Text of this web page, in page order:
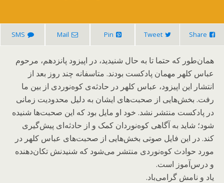
Share
Tweet
Pin
Mail
SMS
همان‌طور که حتما تا به حال شنیدید، در اپیزود پانزدهم، مرحوم
عباس کلهر مهمان پادکست بودند. متاسفانه چند روز بعد از
انتشار این اپیزود، عباس کلهر در حادثه‌ی کوه‌نوردی از بین ما
رفت. بخش‌هایی از صحبت‌های ایشان به دلیل محدودیت زمانی
در پادکست منتشر نشد. خود او مایل بود که این صحبت‌ها شنیده
شود؛ شاید به آگاهی کوه‌نوردان کمک و از حادثه‌ای پیش‌گیری
کند. در این فایل صوتی بخش‌هایی از صحبت‌های عباس کلهر در
مورد حوادث کوه‌نوردی منتشر می‌شود که شنیدنش تکان‌دهنده
و درس‌آموز است.
یاد و نامش گرامی‌باد.